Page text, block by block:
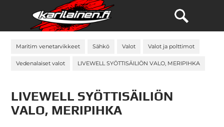
Maritim venetarvikkeet Sähkö Valot Valot ja polttimot
Vedenalaiset valot LIVEWELL SYÖTTISÄILIÖN VALO, MERIPIHKA
LIVEWELL SYÖTTISÄILIÖN
VALO, MERIPIHKA